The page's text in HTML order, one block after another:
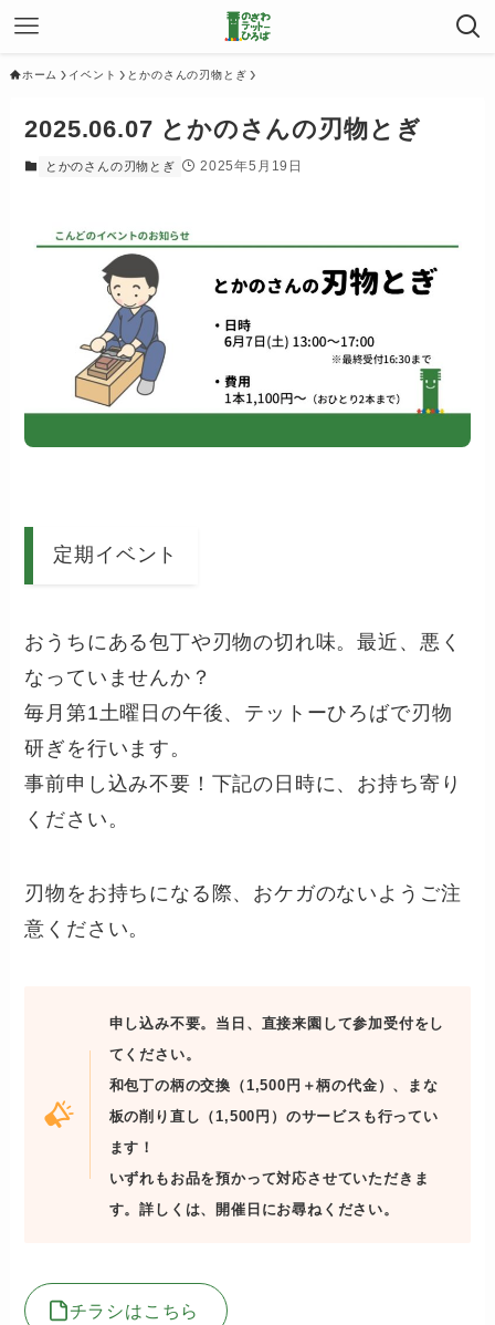
ホーム イベント とかのさんの刃物とぎ
2025.06.07 とかのさんの刃物とぎ
とかのさんの刃物とぎ 2025年5月19日
定期イベント
おうちにある包丁や刃物の切れ味。最近、悪く
なっていませんか？
毎月第1土曜日の午後、テットーひろばで刃物
研ぎを行います。
事前申し込み不要！下記の日時に、お持ち寄り
ください。
刃物をお持ちになる際、おケガのないようご注
意ください。
申し込み不要。当日、直接来園して参加受付をし
てください。
和包丁の柄の交換（1,500円＋柄の代金）、まな
板の削り直し（1,500円）のサービスも行ってい
ます！
いずれもお品を預かって対応させていただきま
す。詳しくは、開催日にお尋ねください。
チラシはこちら